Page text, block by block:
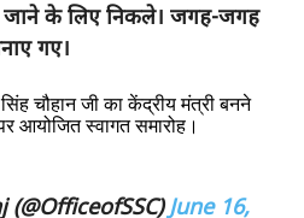
जाने के लिए निकले। जगह-जगह
गए।
चौहान जी का केंद्रीय मंत्री बनने
आयोजित स्वागत समारोह।
June 16,